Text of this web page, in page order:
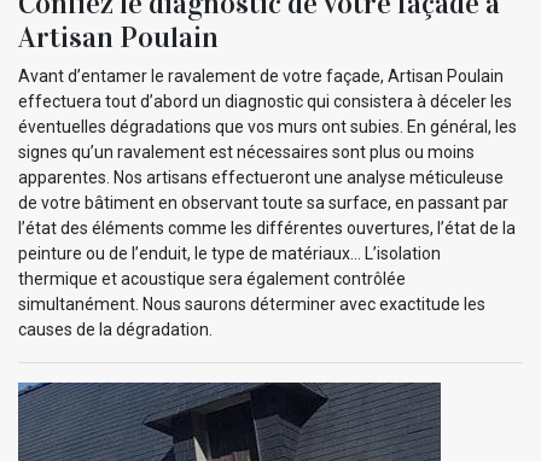
Artisan Poulain
Avant d’entamer le ravalement de votre façade, Artisan Poulain
effectuera tout d’abord un diagnostic qui consistera à déceler les
éventuelles dégradations que vos murs ont subies. En général, les
signes qu’un ravalement est nécessaires sont plus ou moins
apparentes. Nos artisans effectueront une analyse méticuleuse
de votre bâtiment en observant toute sa surface, en passant par
l’état des éléments comme les différentes ouvertures, l’état de la
peinture ou de l’enduit, le type de matériaux... L’isolation
thermique et acoustique sera également contrôlée
simultanément. Nous saurons déterminer avec exactitude les
causes de la dégradation.